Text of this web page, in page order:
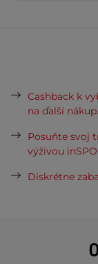
Cashback k
na ďalší nákup.
Posuňte svoj
výživou
Diskrétne